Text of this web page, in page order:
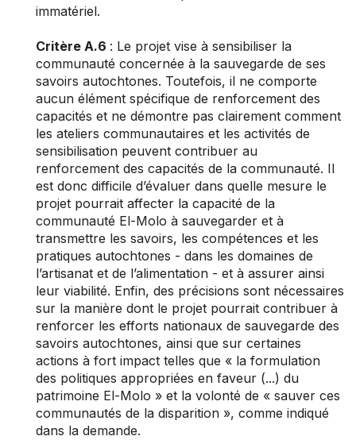
immatériel.
Critère A.6 : Le projet vise à sensibiliser la
communauté concernée à la sauvegarde de ses
savoirs autochtones. Toutefois, il ne comporte
aucun élément spécifique de renforcement des
capacités et ne démontre pas clairement comment
les ateliers communautaires et les activités de
sensibilisation peuvent contribuer au
renforcement des capacités de la communauté. Il
est donc difficile d’évaluer dans quelle mesure le
projet pourrait affecter la capacité de la
communauté El-Molo à sauvegarder et à
transmettre les savoirs, les compétences et les
pratiques autochtones - dans les domaines de
l’artisanat et de l’alimentation - et à assurer ainsi
leur viabilité. Enfin, des précisions sont nécessaires
sur la manière dont le projet pourrait contribuer à
renforcer les efforts nationaux de sauvegarde des
savoirs autochtones, ainsi que sur certaines
actions à fort impact telles que « la formulation
des politiques appropriées en faveur (...) du
patrimoine El-Molo » et la volonté de « sauver ces
communautés de la disparition », comme indiqué
dans la demande.